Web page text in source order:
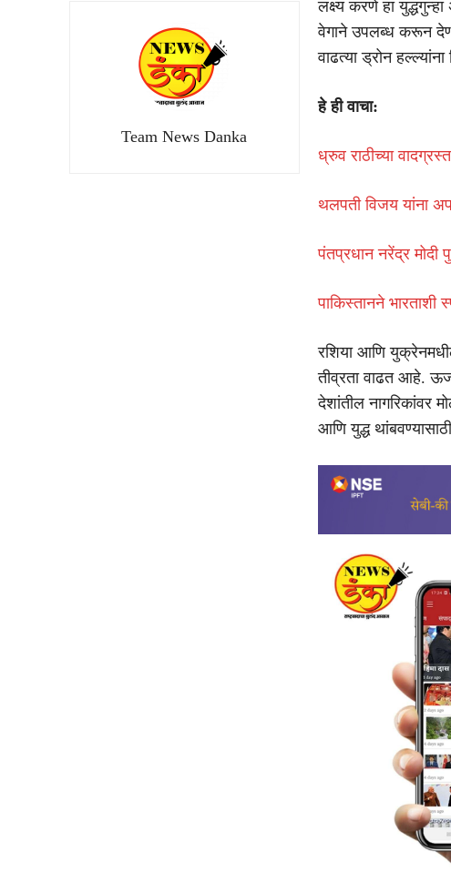
Team News Danka
लक्ष्य करणे हा
वेगाने उपलब्ध करून
वाढत्या ड्रोन
हे ही वाचा:
ध्रुव राठीच्या
थलपती विजय यांना
पंतप्रधान नरेंद्र मोदी
पाकिस्तानने भारताशी
रशिया आणि
तीव्रता वाढत आहे.
देशांतील नागरिकांवर
आणि युद्ध